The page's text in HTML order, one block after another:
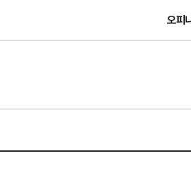
오피